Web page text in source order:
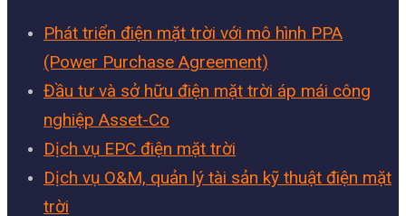
Phát triển điện mặt trời với mô hình PPA
(Power Purchase Agreement)
Đầu tư và sở hữu điện mặt trời áp mái công
nghiệp Asset-Co
Dịch vụ EPC điện mặt trời
Dịch vụ O&M, quản lý tài sản kỹ thuật điện mặt
trời